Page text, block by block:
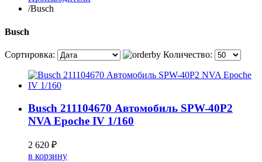
/Busch
Busch
Сортировка: Количество:
Busch 211104670 Автомобиль SPW-40P2
NVA Epoche IV 1/160
2 620 ₽
в корзину